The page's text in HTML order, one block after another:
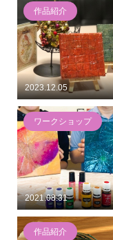
作品紹介
2023.12.05
ワークショップ
2021.08.31
作品紹介